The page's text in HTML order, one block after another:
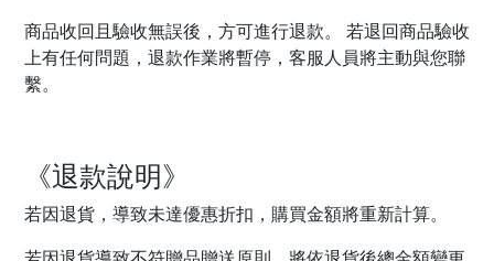
商品收回且驗收無誤後，方可進行退款。 若退回商品驗收
上有任何問題，退款作業將暫停，客服人員將主動與您聯
繫。
《退款說明》
若因退貨，導致未達優惠折扣，購買金額將重新計算。